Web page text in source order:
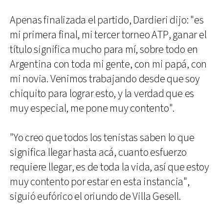
Apenas finalizada el partido, Dardieri dijo: "es
mi primera final, mi tercer torneo ATP, ganar el
título significa mucho para mí, sobre todo en
Argentina con toda mi gente, con mi papá, con
mi novia. Venimos trabajando desde que soy
chiquito para lograr esto, y la verdad que es
muy especial, me pone muy contento".
"Yo creo que todos los tenistas saben lo que
significa llegar hasta acá, cuanto esfuerzo
requiere llegar, es de toda la vida, así que estoy
muy contento por estar en esta instancia",
siguió eufórico el oriundo de Villa Gesell.